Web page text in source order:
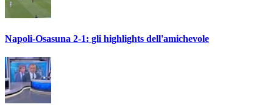
Napoli-Osasuna 2-1: gli highlights dell'amichevole